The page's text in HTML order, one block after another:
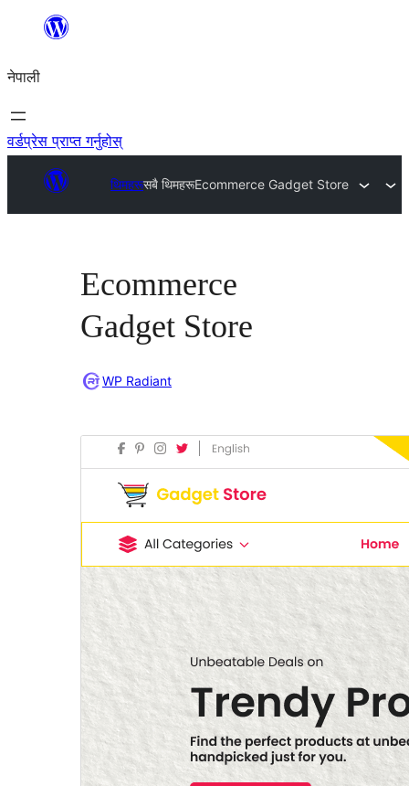
सामग्रीमा
नेपाली
वर्डप्रेस प्राप्त गर्नुहोस्
थिमहरूसबै थिमहरूEcommerce Gadget Store
Ecommerce
Gadget Store
WP Radiant